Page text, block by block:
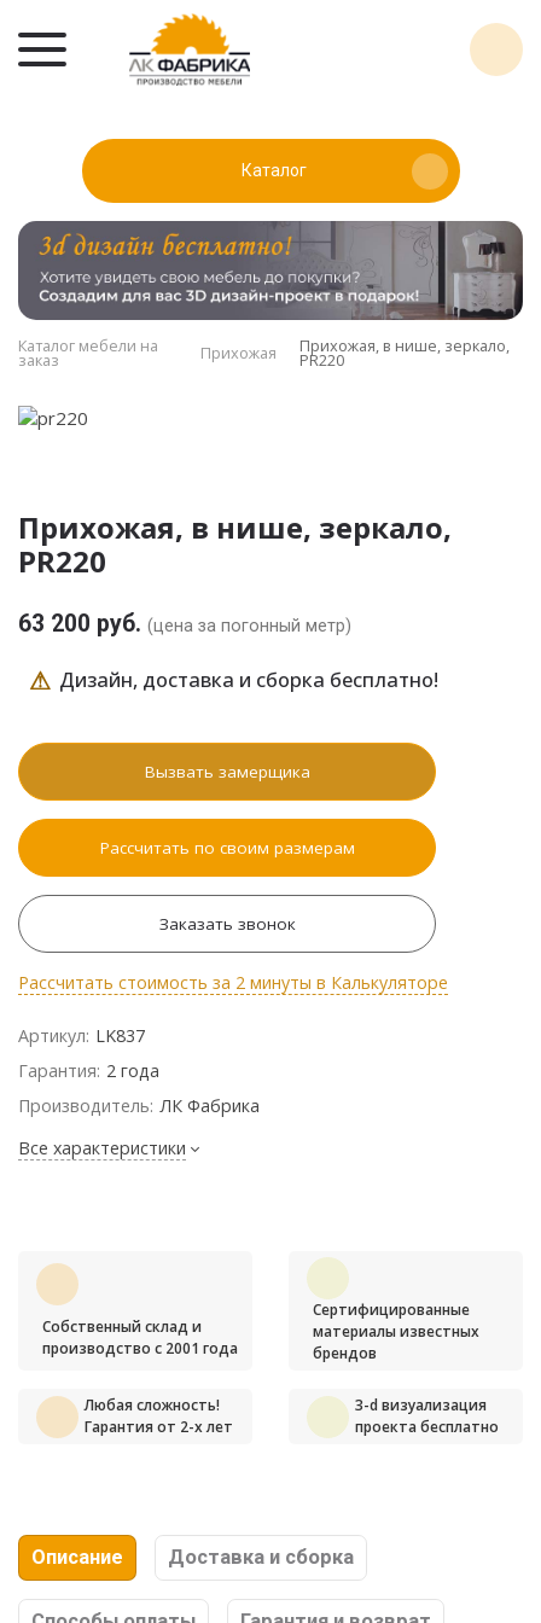
Каталог
Каталог мебели на
заказ Прихожая Прихожая, в нише, зеркало,
PR220
Прихожая, в нише, зеркало,
PR220
63 200 руб. (цена за погонный метр)
⚠ Дизайн, доставка и сборка бесплатно!
Вызвать замерщика
Рассчитать по своим размерам
Заказать звонок
Рассчитать стоимость за 2 минуты в Калькуляторе
Артикул: LK837
Гарантия: 2 года
Производитель: ЛК Фабрика
Все характеристики
Собственный склад и
производство с 2001 года
Сертифицированные
материалы известных
брендов
Любая сложность!
Гарантия от 2-х лет
3-d визуализация
проекта бесплатно
Описание Доставка и сборка